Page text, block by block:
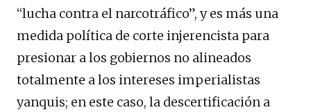
“lucha contra el narcotráfico”, y es más una
medida política de corte injerencista para
presionar a los gobiernos no alineados
totalmente a los intereses imperialistas
yanquis; en este caso, la descertificación a